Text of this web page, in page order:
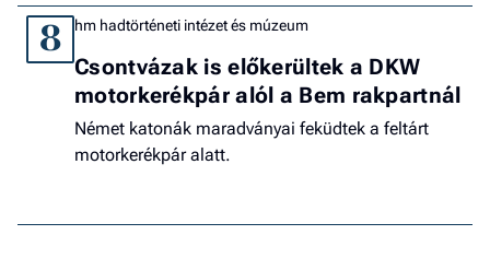
8 hm hadtörténeti intézet és múzeum
Csontvázak is előkerültek a DKW
motorkerékpár alól a Bem rakpartnál
Német katonák maradványai feküdtek a feltárt
motorkerékpár alatt.